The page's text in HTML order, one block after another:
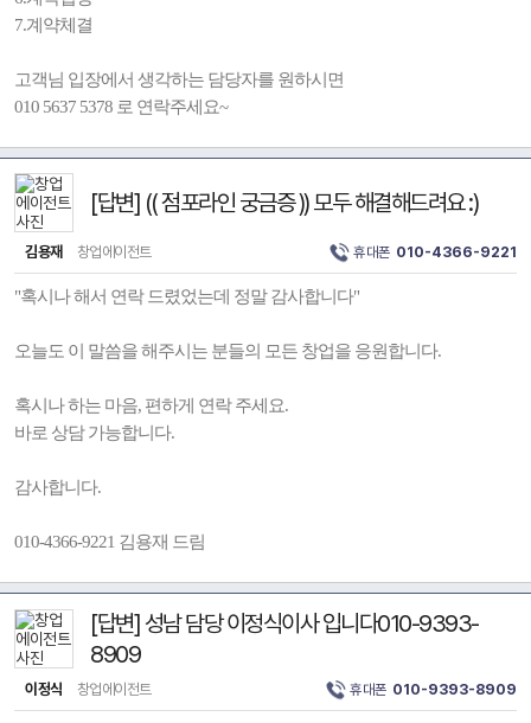
7.계약체결
고객님 입장에서 생각하는 담당자를 원하시면
010 5637 5378 로 연락주세요~
[답변] (( 점포라인 궁금증 )) 모두 해결해드려요 :)
김용재 창업에이전트 휴대폰 010-4366-9221
"혹시나 해서 연락 드렸었는데 정말 감사합니다"
오늘도 이 말씀을 해주시는 분들의 모든 창업을 응원합니다.
혹시나 하는 마음, 편하게 연락 주세요.
바로 상담 가능합니다.
감사합니다.
010-4366-9221 김용재 드림
[답변] 성남 담당 이정식이사 입니다010-9393-
8909
이정식 창업에이전트 휴대폰 010-9393-8909